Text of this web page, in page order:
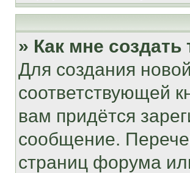
» Как мне
Для создания
соответствующей
вам придётся
сообщение.
страниц форума